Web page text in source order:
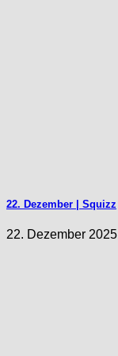
22. Dezember | Squizz
22. Dezember 2025